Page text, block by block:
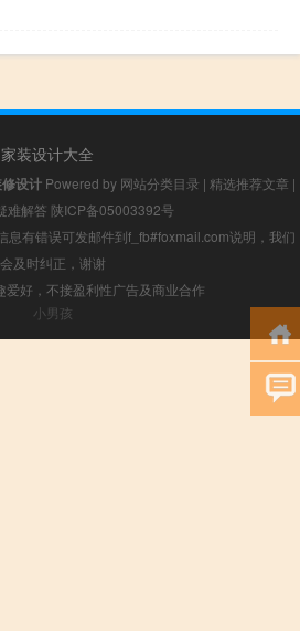
家装设计大全
设计Powered by 网站分类目录 | 精选推荐文章 |
难解答 陕ICP备05003392号
息有错误可发邮件到f_fb#foxmail.com说明，我们
会及时纠正，谢谢
爱好，不接盈利性广告及商业合作
小男孩